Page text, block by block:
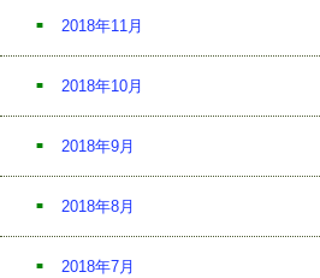
2018年11月
2018年10月
2018年9月
2018年8月
2018年7月